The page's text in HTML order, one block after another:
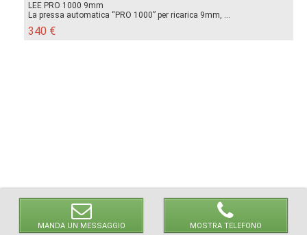
MANDA UN MESSAGGIO MOSTRA TELEFONO
LEE PRO 1000 9mm
La pressa automatica “PRO 1000” per ricarica 9mm, ...
340 €